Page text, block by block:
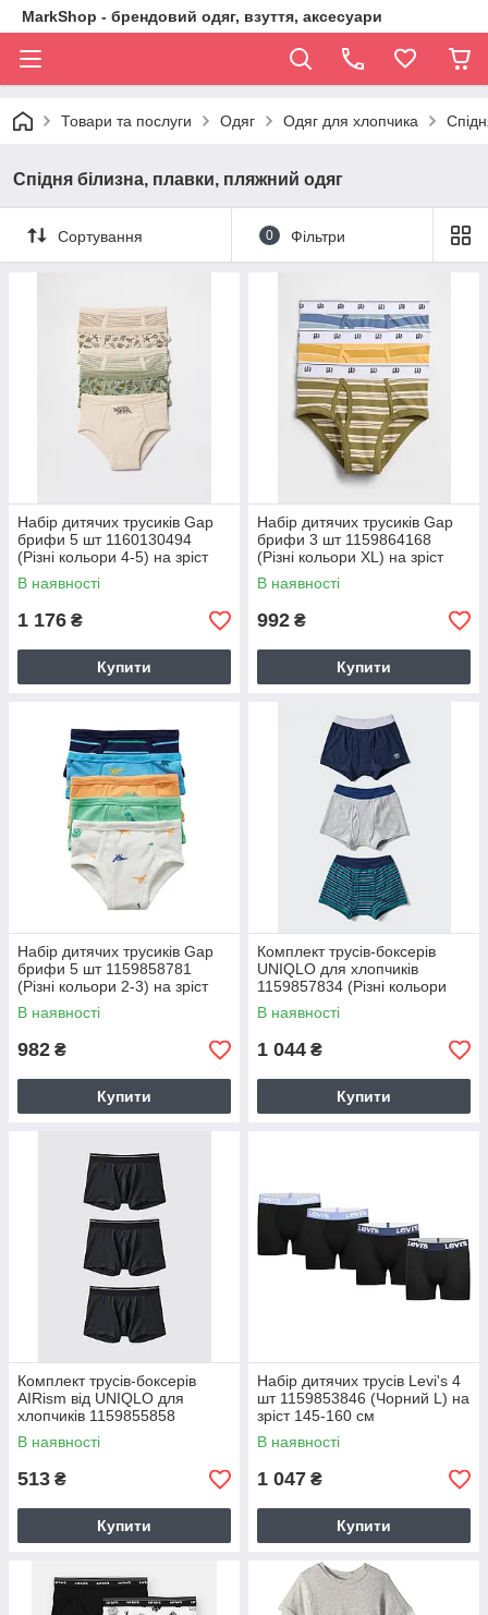
MarkShop - брендовий одяг, взуття, аксесуари
Товари та послуги Одяг Одяг для хлопчика
Спідня білизна, плавки, пляжний одяг
Сортування 0 Фільтри
Набір дитячих трусиків Gap
брифи 5 шт 1160130494
(Різні кольори 4-5) на зріст
99-114 см
В наявності
1 176 ₴
Купити
Набір дитячих трусиків Gap
брифи 3 шт 1159864168
(Різні кольори XL) на зріст
145-152 см
В наявності
992 ₴
Купити
Набір дитячих трусиків Gap
брифи 5 шт 1159858781
(Різні кольори 2-3) на зріст
84-99 см
В наявності
982 ₴
Купити
Комплект трусів-боксерів
UNIQLO для хлопчиків
1159857834 (Різні кольори
11-12) на зріст 145-155 см
В наявності
1 044 ₴
Купити
Комплект трусів-боксерів
AIRism від UNIQLO для
хлопчиків 1159855858
(Чорний 11-12) на зріст 145-
155 см
В наявності
513 ₴
Купити
Набір дитячих трусів Levi's 4
шт 1159853846 (Чорний L) на
зріст 145-160 см
В наявності
1 047 ₴
Купити